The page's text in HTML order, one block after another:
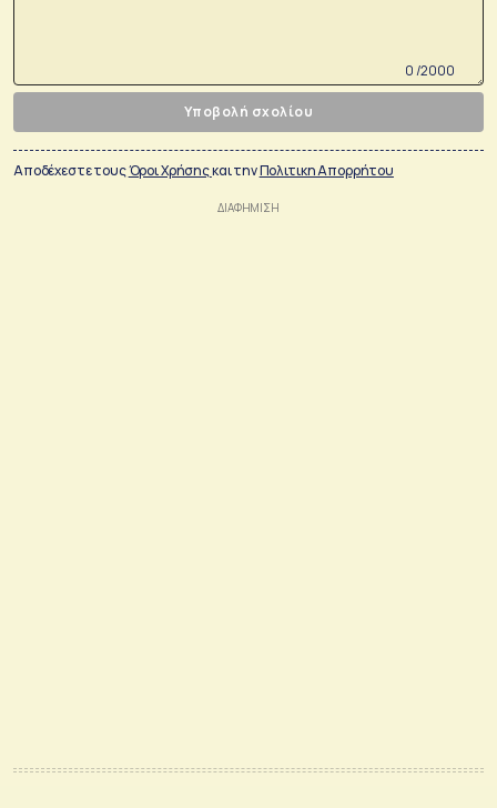
0 /2000
Υποβολή σχολίου
Αποδέχεστε τουςΌροι Χρήσηςκαι τηνΠολιτικη Απορρήτου